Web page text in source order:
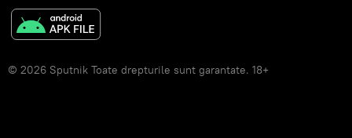
© 2026 Sputnik Toate drepturile sunt garantate. 18+